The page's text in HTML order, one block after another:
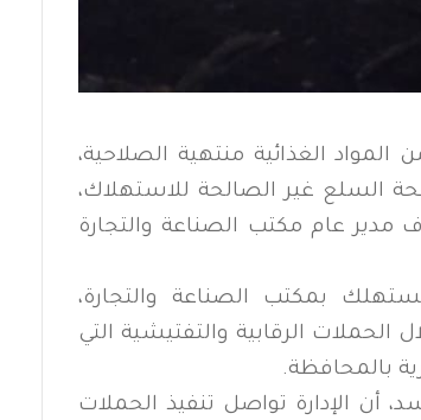
الغذائية منتهية الصلاحية،
غير الصالحة للاستهلاك،
عام مكتب الصناعة والتجارة
بمكتب الصناعة والتجارة،
الحملات الرقابية والتفتيشية التي
بالمحافظة.
أن الإدارة تواصل تنفيذ الحملات